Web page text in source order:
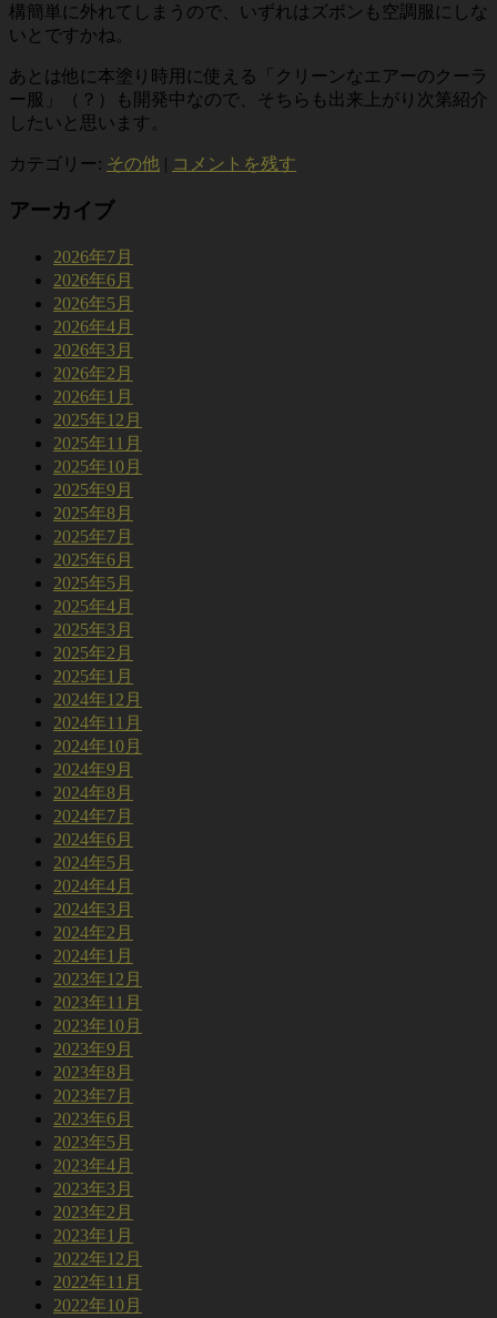
構簡単に外れてしまうので、いずれはズボンも空調服にしな
いとですかね。
あとは他に本塗り時用に使える「クリーンなエアーのクーラ
ー服」（？）も開発中なので、そちらも出来上がり次第紹介
したいと思います。
カテゴリー: その他 | コメントを残す
アーカイブ
2026年7月
2026年6月
2026年5月
2026年4月
2026年3月
2026年2月
2026年1月
2025年12月
2025年11月
2025年10月
2025年9月
2025年8月
2025年7月
2025年6月
2025年5月
2025年4月
2025年3月
2025年2月
2025年1月
2024年12月
2024年11月
2024年10月
2024年9月
2024年8月
2024年7月
2024年6月
2024年5月
2024年4月
2024年3月
2024年2月
2024年1月
2023年12月
2023年11月
2023年10月
2023年9月
2023年8月
2023年7月
2023年6月
2023年5月
2023年4月
2023年3月
2023年2月
2023年1月
2022年12月
2022年11月
2022年10月